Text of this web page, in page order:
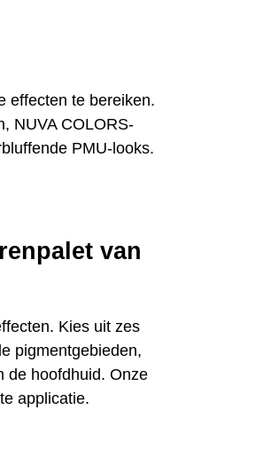
effecten te bereiken.
NUVA COLORS-
PMU-looks.
van
Kies uit zes
pigmentgebieden,
de hoofdhuid. Onze
applicatie.